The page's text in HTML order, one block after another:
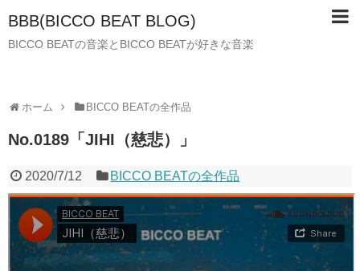
BBB(BICCO BEAT BLOG)
BICCO BEATの音楽とBICCO BEATが好きな音楽
ホーム BICCO BEATの全作品
No.0189「JIHI（慈悲）」
2020/7/12 BICCO BEATの全作品